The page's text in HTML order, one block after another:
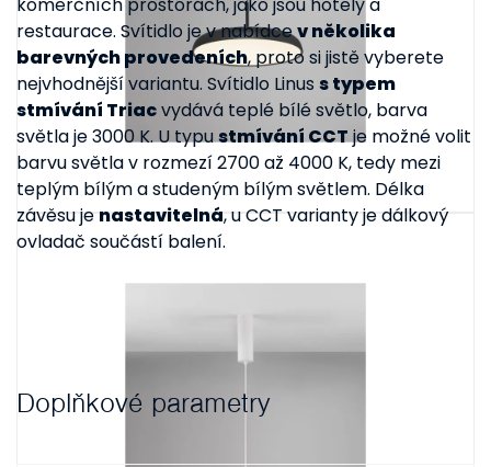
restaurace. Svítidlo je v nabídcev několika
barevných provedeních, proto si jistě vyberete
nejvhodnější variantu. Svítidlo Linus s typem
stmívání Triacvydává teplé bílé světlo, barva
světla je 3000 K. U typustmívání CCTje možné volit
barvu světla v rozmezí 2700 až 4000 K, tedy mezi
teplým bílým a studeným bílým světlem. Délka
závěsu je nastavitelná, u CCT varianty je dálkový
ovladač součástí balení.
Doplňkové parametry